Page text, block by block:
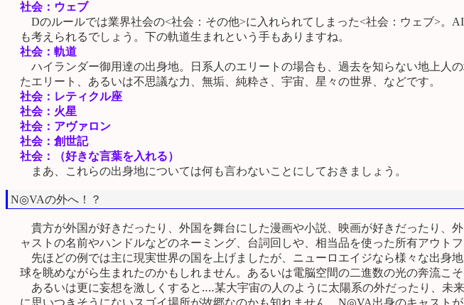
社会：ウェブ
Dのルールでは業界社会の<社会：その他>に入れられてしまった<社会：ウェブ>。
も考えられるでしょう。下の軌道生まれという手もありますね。
社会：軌道
ハイランダー御用達の出身地。日系人のエリートの場合も、過去を知らない地上人
たエリート、あるいは不思議な力、無垢、純粋さ、宇宙、星々の世界、などです。
社会：レティクル座
社会：火星
社会：アヴァロン
社会：創世記
社会：（好きな言葉を入れる）
まあ、これらの出身地については何も言わないことにしておきましょう。
N◎VAの外へ！？
貴方が外国が好きだったり、外国を舞台にした漫画や小説、映画が好きだったり、
ャストの名前やハンドルなどのネーミング、台詞回しや、相当品を使った所有アウト
先ほどの例では主に現実世界の国を上げましたが、ニューロエイジなら様々な出身
球を眺めながら生まれたのかもしれません。あるいは電脳空間の二進数の光の奔流こ
あるいは更に妄想を激しくすると‥‥某大宇宙の人のように太陽系の外だったり、未
に思いつきそうにないスゴイ場所が故郷なのかも知れません。N◎VA出身のキャスト